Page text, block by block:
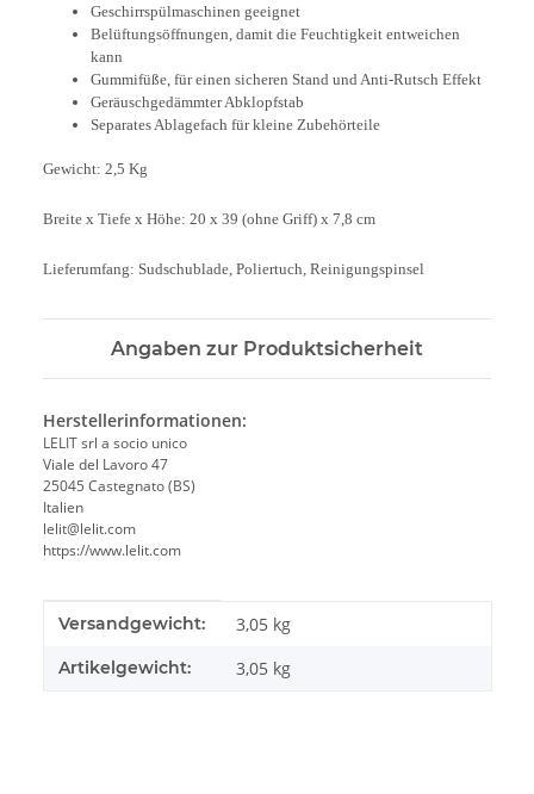
Geschirrspülmaschinen geeignet
Belüftungsöffnungen, damit die Feuchtigkeit entweichen
kann
Gummifüße, für einen sicheren Stand und Anti-Rutsch Effekt
Geräuschgedämmter Abklopfstab
Separates Ablagefach für kleine Zubehörteile
Gewicht: 2,5 Kg
Breite x Tiefe x Höhe: 20 x 39 (ohne Griff) x 7,8 cm
Lieferumfang: Sudschublade, Poliertuch, Reinigungspinsel
Angaben zur Produktsicherheit
Herstellerinformationen:
LELIT srl a socio unico
Viale del Lavoro 47
25045 Castegnato (BS)
Italien
lelit@lelit.com
https://www.lelit.com
Produkteigenschaft
Wert
Versandgewicht: 3,05 kg
Artikelgewicht: 3,05 kg